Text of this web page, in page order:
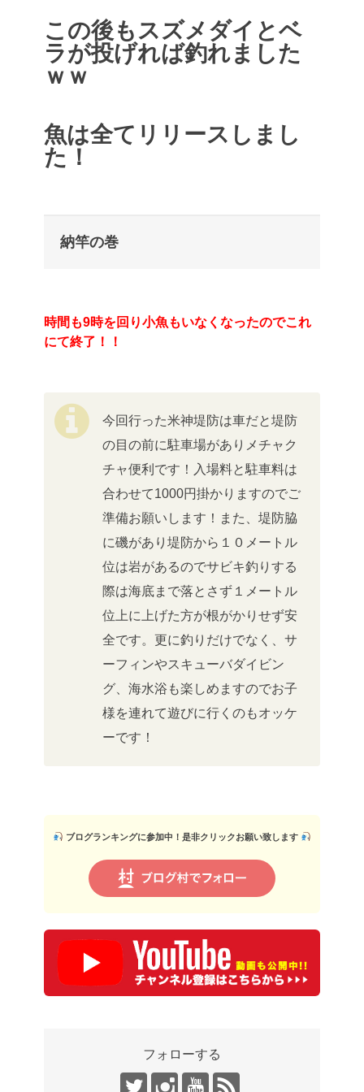
この後もスズメダイとベ
ラが投げれば釣れました
ｗｗ
魚は全てリリースしまし
た！
納竿の巻
時間も9時を回り小魚もいなくなったのでこれ
にて終了！！
今回行った米神堤防は車だと堤防
の目の前に駐車場がありメチャク
チャ便利です！入場料と駐車料は
合わせて1000円掛かりますのでご
準備お願いします！また、堤防脇
に磯があり堤防から１０メートル
位は岩があるのでサビキ釣りする
際は海底まで落とさず１メートル
位上に上げた方が根がかりせず安
全です。更に釣りだけでなく、サ
ーフィンやスキューバダイビン
グ、海水浴も楽しめますのでお子
様を連れて遊びに行くのもオッケ
ーです！
ブログランキングに参加中！是非クリックお願い致します
フォローする